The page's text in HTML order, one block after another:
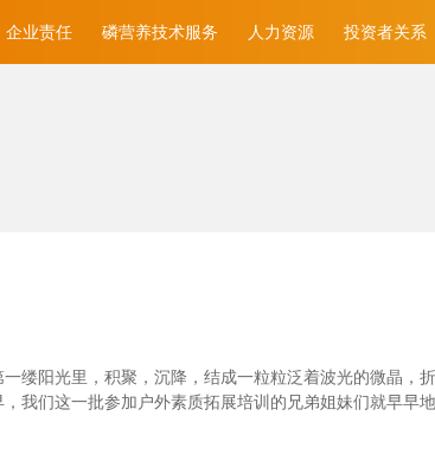
企业责任 磷营养技术服务 人力资源 投资者关系
缕阳光里，积聚，沉降，结成一粒粒泛着波光的微晶，
我们这一批参加户外素质拓展培训的兄弟姐妹们就早早